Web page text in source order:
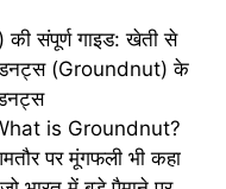
संपूर्ण गाइड: खेती से
(Groundnut) के
is Groundnut?
पर मूंगफली भी कहा